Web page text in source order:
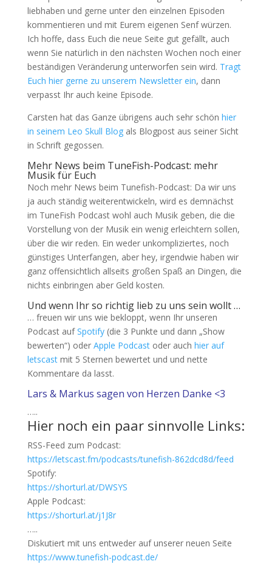
liebhaben und gerne unter den einzelnen Episoden
kommentieren und mit Eurem eigenen Senf würzen.
Ich hoffe, dass Euch die neue Seite gut gefällt, auch
wenn Sie natürlich in den nächsten Wochen noch einer
beständigen Veränderung unterworfen sein wird. Tragt
Euch hier gerne zu unserem Newsletter ein, dann
verpasst Ihr auch keine Episode.
Carsten hat das Ganze übrigens auch sehr schön hier
in seinem Leo Skull Blogals Blogpost aus seiner Sicht
in Schrift gegossen.
Mehr News beim TuneFish-Podcast: mehr
Musik für Euch
Noch mehr News beim Tunefish-Podcast: Da wir uns
ja auch ständig weiterentwickeln, wird es demnächst
im TuneFish Podcast wohl auch Musik geben, die die
Vorstellung von der Musik ein wenig erleichtern sollen,
über die wir reden. Ein weder unkompliziertes, noch
günstiges Unterfangen, aber hey, irgendwie haben wir
ganz offensichtlich allseits großen Spaß an Dingen, die
nichts einbringen aber Geld kosten.
Und wenn Ihr so richtig lieb zu uns sein wollt …
… freuen wir uns wie bekloppt, wenn Ihr unseren
Podcast aufSpotify(die 3 Punkte und dann „Show
bewerten“) oder Apple Podcastoder auch hier auf
letscastmit 5 Sternen bewertet und und nette
Kommentare da lasst.
Lars & Markus sagen von Herzen Danke <3
…..
Hier noch ein paar sinnvolle Links:
RSS-Feed zum Podcast:
https://letscast.fm/podcasts/tunefish-862dcd8d/feed
Spotify:
https://shorturl.at/DWSYS
Apple Podcast:
https://shorturl.at/j1J8r
…..
Diskutiert mit uns entweder auf unserer neuen Seite
https://www.tunefish-podcast.de/